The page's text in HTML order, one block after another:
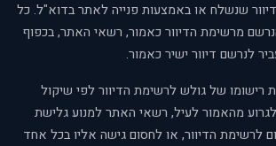
שנשלח או באמצעות פנייה לאתר בדוא"ל. כל
מרשימת הדיוור כאמור, רשאי האתר, בכפוף
לנרשם דיוור ישיר כאמור.
של גולש לרשימת הדיוור לפי שיקול
מהאמור לעיל, רשאי האתר למנוע גלישת
לרשימת הדיוור, או לחסום גישה אליו בכל אחד